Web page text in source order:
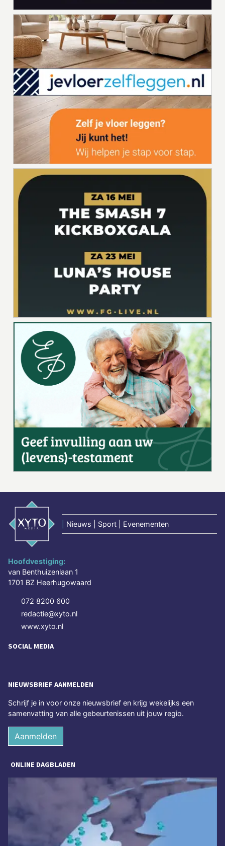
Nieuws | Sport | Evenementen
Hoofdvestiging:
van Benthuizenlaan 1
1701 BZ Heerhugowaard
072 8200 600
redactie@xyto.nl
www.xyto.nl
SOCIAL MEDIA
NIEUWSBRIEF AANMELDEN
Schrijf je in voor onze nieuwsbrief en krijg wekelijks een
samenvatting van alle gebeurtenissen uit jouw regio.
Aanmelden
ONLINE DAGBLADEN